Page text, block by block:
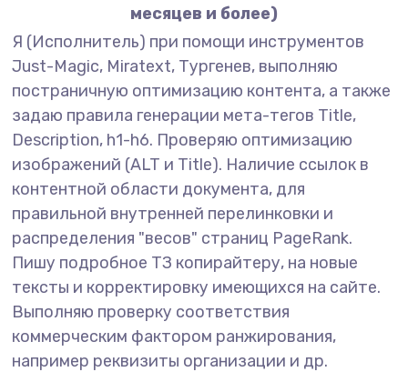
месяцев и более)
Я (Исполнитель) при помощи инструментов
Just-Magic, Miratext, Тургенев, выполняю
постраничную оптимизацию контента, а также
задаю правила генерации мета-тегов Title,
Description, h1-h6. Проверяю оптимизацию
изображений (ALT и Title). Наличие ссылок в
контентной области документа, для
правильной внутренней перелинковки и
распределения "весов" страниц PageRank.
Пишу подробное ТЗ копирайтеру, на новые
тексты и корректировку имеющихся на сайте.
Выполняю проверку соответствия
коммерческим фактором ранжирования,
например реквизиты организации и др.